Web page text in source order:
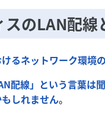
スのLAN配
るネットワーク環境
配線」という言葉は
しれません。